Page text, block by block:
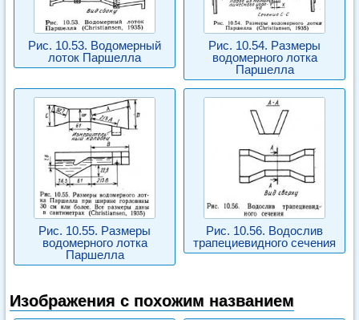
Рис. 10.53. Водомерный
лоток Паршелла
Рис. 10.54. Размеры
водомерного лотка
Паршелла
Рис. 10.55. Размеры
водомерного лотка
Паршелла
Рис. 10.56. Водослив
трапециевидного сечения
Изображения с похожим названием